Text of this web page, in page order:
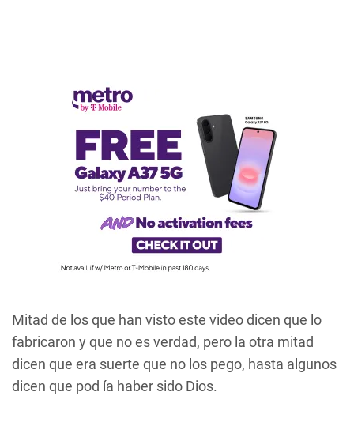
Mitad de los que han visto este video dicen que lo
fabricaron y que no es verdad, pero la otra mitad
dicen que era suerte que no los pego, hasta algunos
dicen que pod ía haber sido Dios.